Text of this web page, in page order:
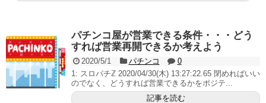
Powered by livedoor 相互RSS
パチンコ屋が営業できる条件・・・どう
すれば営業再開できるか考えよう
2020/5/1 パチンコ
0
1: スロパチℤ 2020/04/30(木) 13:27:22.65 閉めればいい
のでなく、どうすれば営業できるかをポジテ...
記事を読む